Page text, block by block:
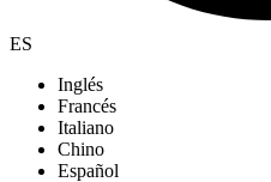
ES
Inglés
Francés
Italiano
Chino
Español